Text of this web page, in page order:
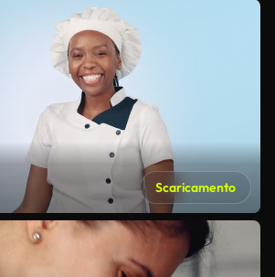
Scaricamento